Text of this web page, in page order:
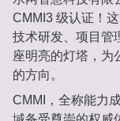
CMMI3 级认证！
技术研发、项目管
座明亮的灯塔，为
的方向。
CMMI，全称能力